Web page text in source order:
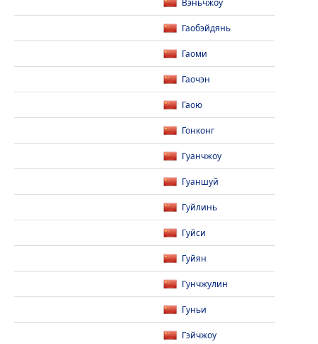
Вэньчжоу
Гаобэйдянь
Гаоми
Гаочэн
Гаою
Гонконг
Гуанчжоу
Гуаншуй
Гуйлинь
Гуйси
Гуйян
Гунчжулин
Гуньи
Гэйчжоу